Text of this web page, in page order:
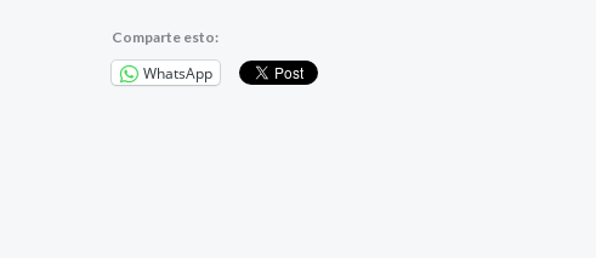
Comparte esto:
WhatsApp